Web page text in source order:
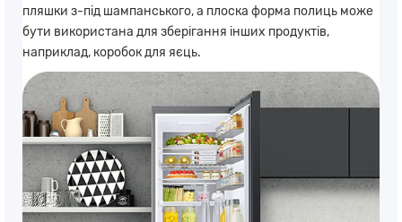
пляшки з-під шампанського, а плоска форма полиць може
бути використана для зберігання інших продуктів,
наприклад, коробок для яєць.